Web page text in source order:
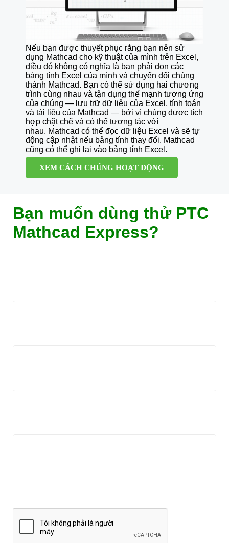
Nếu bạn được thuyết phục rằng bạn nên sử
dụng Mathcad cho kỹ thuật của mình trên Excel,
điều đó không có nghĩa là bạn phải dọn các
bảng tính Excel của mình và chuyển đổi chúng
thành Mathcad. Bạn có thể sử dụng hai chương
trình cùng nhau và tận dụng thế mạnh tương ứng
của chúng — lưu trữ dữ liệu của Excel, tính toán
và tài liệu của Mathcad — bởi vì chúng được tích
hợp chặt chẽ và có thể tương tác với
nhau. Mathcad có thể đọc dữ liệu Excel và sẽ tự
động cập nhật nếu bảng tính thay đổi. Mathcad
cũng có thể ghi lại vào bảng tính Excel.
XEM CÁCH CHÚNG HOẠT ĐỘNG
Bạn muốn dùng thử PTC
Mathcad Express?